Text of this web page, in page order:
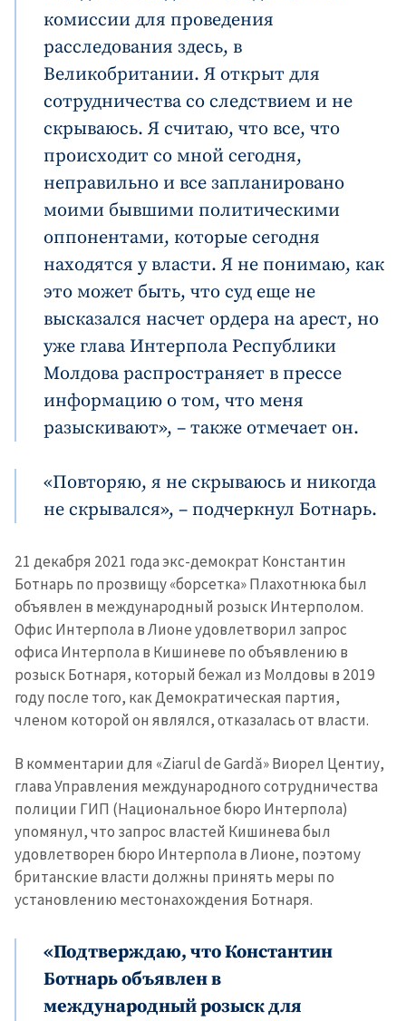
комиссии для проведения
расследования здесь, в
Великобритании. Я открыт для
сотрудничества со следствием и не
скрываюсь. Я считаю, что все, что
происходит со мной сегодня,
неправильно и все запланировано
моими бывшими политическими
оппонентами, которые сегодня
находятся у власти. Я не понимаю, как
это может быть, что суд еще не
высказался насчет ордера на арест, но
уже глава Интерпола Республики
Молдова распространяет в прессе
информацию о том, что меня
разыскивают», – также отмечает он.
«Повторяю, я не скрываюсь и никогда
не скрывался», – подчеркнул Ботнарь.
21 декабря 2021 года экс-демократ Константин
Ботнарь по прозвищу «борсетка» Плахотнюка был
объявлен в международный розыск Интерполом.
Офис Интерпола в Лионе удовлетворил запрос
офиса Интерпола в Кишиневе по объявлению в
розыск Ботнаря, который бежал из Молдовы в 2019
году после того, как Демократическая партия,
членом которой он являлся, отказалась от власти.
В комментарии для «Ziarul de Gardă» Виорел Центиу,
глава Управления международного сотрудничества
полиции ГИП (Национальное бюро Интерпола)
упомянул, что запрос властей Кишинева был
удовлетворен бюро Интерпола в Лионе, поэтому
британские власти должны принять меры по
установлению местонахождения Ботнаря.
«Подтверждаю, что Константин
Ботнарь объявлен в
международный розыск для